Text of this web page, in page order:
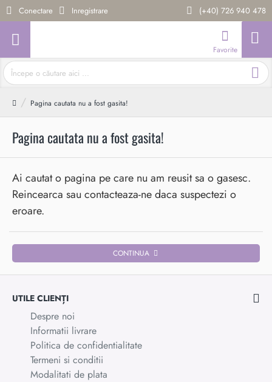
Conectare Inregistrare (+40) 726 940 478
Începe
căutare
Pagina cautata nu a fost gasita!
homePagina cautata nu a fost gasita!
Ai cautat o pagina pe care nu am reusit sa o gasesc.
Reincearca sau contacteaza-ne daca suspectezi o
eroare.
CONTINUA
UTILE CLIENȚI
Despre noi
Informatii livrare
Politica de confidentialitate
Termeni si conditii
Modalitati de plata